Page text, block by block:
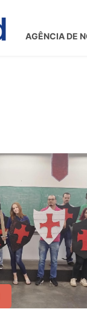
AGÊNCIA DE